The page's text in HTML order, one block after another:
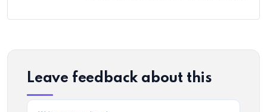
Leave feedback about this